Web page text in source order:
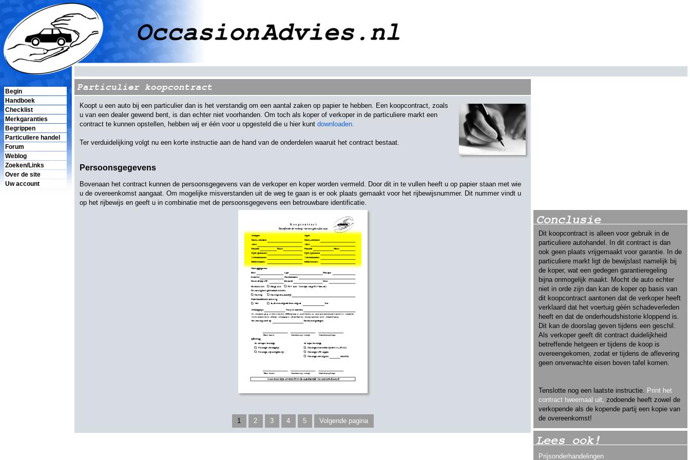
Begin
Handboek
Checklist
Merkgaranties
Begrippen
Particuliere handel
Forum
Weblog
Zoeken/Links
Over de site
Uw account
Conclusie
Dit koopcontract is alleen voor gebruik in de
particuliere autohandel. In dit contract is dan
ook geen plaats vrijgemaakt voor garantie. In de
particuliere markt ligt de bewijslast namelijk bij
de koper, wat een gedegen garantieregeling
bijna onmogelijk maakt. Mocht de auto echter
niet in orde zijn dan kan de koper op basis van
dit koopcontract aantonen dat de verkoper heeft
verklaard dat het voertuig géén schadeverleden
heeft en dat de onderhoudshistorie kloppend is.
Dit kan de doorslag geven tijdens een geschil.
Als verkoper geeft dit contract duidelijkheid
betreffende hetgeen er tijdens de koop is
overeengekomen, zodat er tijdens de aflevering
geen onverwachte eisen boven tafel komen.
Tenslotte nog een laatste instructie. Print het
contract tweemaal uit, zodoende heeft zowel de
verkopende als de kopende partij een kopie van
de overeenkomst!
Lees ook!
Prijsonderhandelingen
Particulier koopcontract
Koopt u een auto bij een particulier dan is het verstandig om een aantal zaken op papier te hebben. Een koopcontract, zoals
u van een dealer gewend bent, is dan echter niet voorhanden. Om toch als koper of verkoper in de particuliere markt een
contract te kunnen opstellen, hebben wij er één voor u opgesteld die u hier kunt downloaden.
Ter verduidelijking volgt nu een korte instructie aan de hand van de onderdelen waaruit het contract bestaat.
Persoonsgegevens
Bovenaan het contract kunnen de persoonsgegevens van de verkoper en koper worden vermeld. Door dit in te vullen heeft u op papier staan met wie
u de overeenkomst aangaat. Om mogelijke misverstanden uit de weg te gaan is er ook plaats gemaakt voor het rijbewijsnummer. Dit nummer vindt u
op het rijbewijs en geeft u in combinatie met de persoonsgegevens een betrouwbare identificatie.
1 2 3 4 5 Volgende pagina